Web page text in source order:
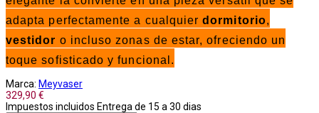
adapta perfectamente a cualquierdormitorio,
vestidor o incluso zonas de estar, ofreciendo un
toque sofisticado y funcional.
Marca: Meyvaser
329,90 €
Impuestos incluidos Entrega de 15 a 30 dias